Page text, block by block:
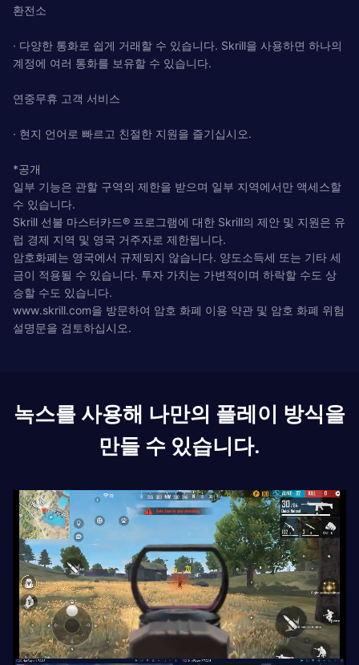
환전소
· 다양한 통화로 쉽게 거래할 수 있습니다. Skrill을 사용하면 하나의
계정에 여러 통화를 보유할 수 있습니다.
연중무휴 고객 서비스
· 현지 언어로 빠르고 친절한 지원을 즐기십시오.
*공개
일부 기능은 관할 구역의 제한을 받으며 일부 지역에서만 액세스할
수 있습니다.
Skrill 선불 마스터카드® 프로그램에 대한 Skrill의 제안 및 지원은 유
럽 경제 지역 및 영국 거주자로 제한됩니다.
암호화폐는 영국에서 규제되지 않습니다. 양도소득세 또는 기타 세
금이 적용될 수 있습니다. 투자 가치는 가변적이며 하락할 수도 상
승할 수도 있습니다.
www.skrill.com을 방문하여 암호 화폐 이용 약관 및 암호 화폐 위험
설명문을 검토하십시오.
녹스를 사용해 나만의 플레이 방식을
만들 수 있습니다.